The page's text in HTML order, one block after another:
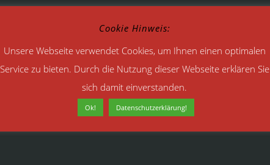
Cookie Hinweis:
Unsere Webseite verwendet Cookies, um Ihnen einen optimalen
Service zu bieten. Durch die Nutzung dieser Webseite erklären Sie
sich damit einverstanden.
Ok! Datenschutzerklärung!